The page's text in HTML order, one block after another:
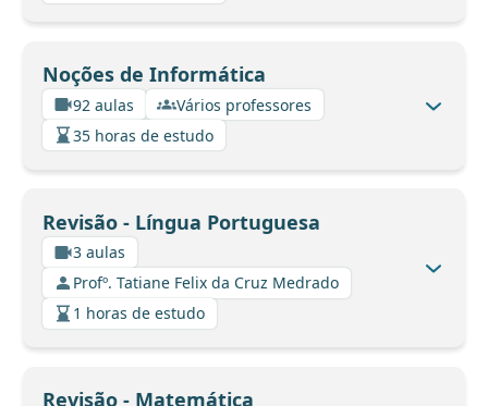
Noções de Informática
92 aulas
Vários professores
35 horas de estudo
Revisão - Língua Portuguesa
3 aulas
Profº. Tatiane Felix da Cruz Medrado
1 horas de estudo
Revisão - Matemática